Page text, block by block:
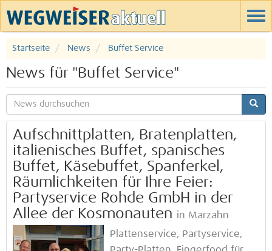
Startseite News Buffet Service
News für "Buffet Service"
Aufschnittplatten, Bratenplatten,
italienisches Buffet, spanisches
Buffet, Käsebuffet, Spanferkel,
Räumlichkeiten für Ihre Feier:
Partyservice Rohde GmbH in der
Allee der Kosmonauten in Marzahn
Plattenservice, Partyservice,